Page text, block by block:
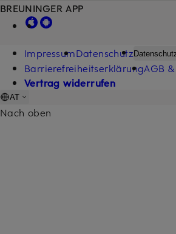
BREUNINGER APP
ImpressumDatenschutz
BarrierefreiheitserklärungAGB
Vertrag widerrufen
AT
Nach oben